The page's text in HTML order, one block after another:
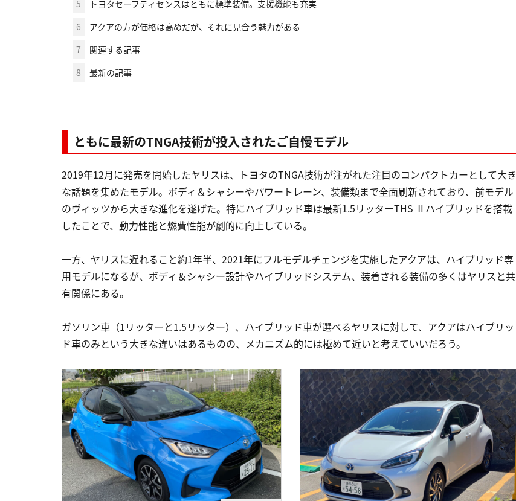
5
トヨタセーフティセンスはともに標準装備。支援機能も充実
6
アクアの方が価格は高めだが、それに見合う魅力がある
7
関連する記事
8
最新の記事
ともに最新のTNGA技術が投入されたご自慢モデル
2019年12月に発売を開始したヤリスは、トヨタのTNGA技術が注がれた注目のコンパクトカーとして大き
な話題を集めたモデル。ボディ＆シャシーやパワートレーン、装備類まで全面刷新されており、前モデル
のヴィッツから大きな進化を遂げた。特にハイブリッド車は最新1.5リッターTHS Ⅱハイブリッドを搭載
したことで、動力性能と燃費性能が劇的に向上している。
一方、ヤリスに遅れること約1年半、2021年にフルモデルチェンジを実施したアクアは、ハイブリッド専
用モデルになるが、ボディ＆シャシー設計やハイブリッドシステム、装着される装備の多くはヤリスと共
有関係にある。
ガソリン車（1リッターと1.5リッター）、ハイブリッド車が選べるヤリスに対して、アクアはハイブリッ
ド車のみという大きな違いはあるものの、メカニズム的には極めて近いと考えていいだろう。